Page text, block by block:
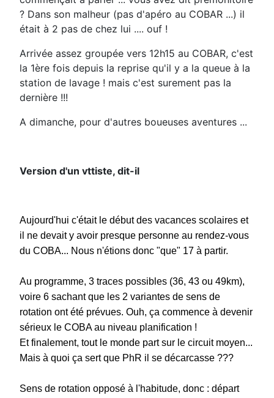
? Dans son malheur (pas d'apéro au COBAR ...) il
était à 2 pas de chez lui .... ouf !
Arrivée assez groupée vers 12h15 au COBAR, c'est
la 1ère fois depuis la reprise qu'il y a la queue à la
station de lavage ! mais c'est surement pas la
dernière !!!
A dimanche, pour d'autres boueuses aventures ...
Version d'un vttiste, dit-il
Aujourd'hui c'était le début des vacances scolaires et
il ne devait y avoir presque personne au rendez-vous
du COBA... Nous n'étions donc "que" 17 à partir.
Au programme, 3 traces possibles (36, 43 ou 49km),
voire 6 sachant que les 2 variantes de sens de
rotation ont été prévues. Ouh, ça commence à devenir
sérieux le COBA au niveau planification !
Et finalement, tout le monde part sur le circuit moyen...
Mais à quoi ça sert que PhR il se décarcasse ???
Sens de rotation opposé à l'habitude, donc : départ